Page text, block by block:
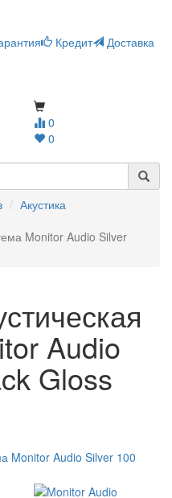
Кредит
Доставка
0
0
Акустика
Monitor Audio Silver
Audio
Gloss